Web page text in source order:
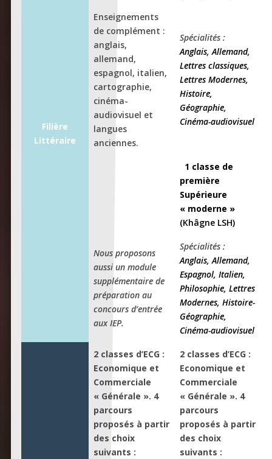
Filière
Littéraire
Enseignements
de complément :
anglais,
allemand,
espagnol, italien,
cartographie,
cinéma-
audiovisuel et
langues
anciennes.
Spécialités :
Anglais, Allemand,
Lettres classiques,
Lettres Modernes,
Histoire,
Géographie,
Cinéma-audiovisuel
1 classe de
première
Supérieure
« moderne »
(Khâgne LSH)
Nous proposons
aussi un module
supplémentaire de
préparation au
concours d’entrée
aux IEP.
Spécialités :
Anglais, Allemand,
Espagnol, Italien,
Philosophie, Lettres
Modernes, Histoire-
Géographie,
Cinéma-audiovisuel
2 classes d’ECG :
Economique et
Commerciale
« Générale ». 4
parcours
proposés à partir
des choix
suivants :
2 classes d’ECG :
Economique et
Commerciale
« Générale ». 4
parcours
proposés à partir
des choix
suivants :